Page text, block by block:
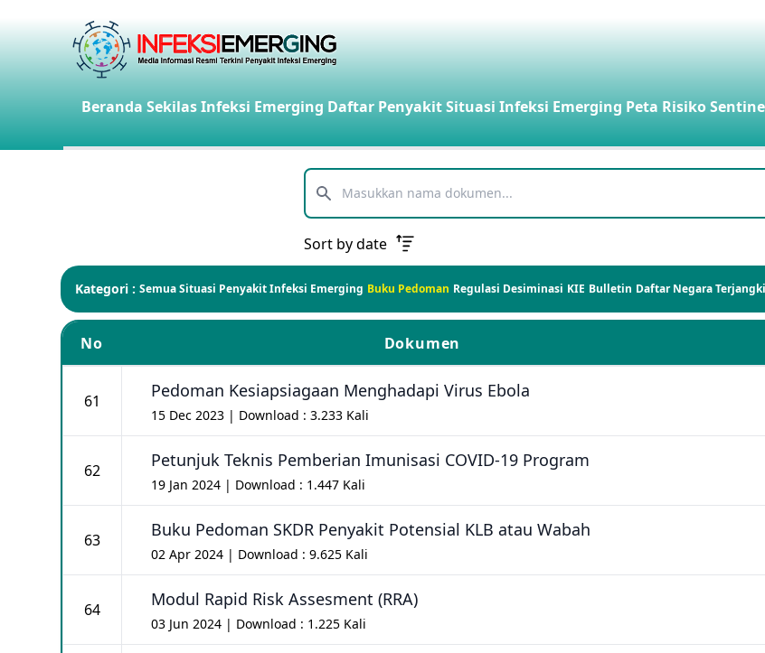
Beranda Sekilas Infeksi Emerging Daftar PenyakitSituasi Infeksi Emerging Peta Risiko
Telusuri
Sort by date
Kategori : Semua Situasi Penyakit Infeksi Emerging Buku Pedoman Regulasi Desiminasi KIE Bulletin Daftar Negara
No Dokumen
61 Pedoman Kesiapsiagaan Menghadapi Virus Ebola
15 Dec 2023 | Download : 3.233 Kali
62 Petunjuk Teknis Pemberian Imunisasi COVID-19 Program
19 Jan 2024 | Download : 1.447 Kali
63 Buku Pedoman SKDR Penyakit Potensial KLB atau Wabah
02 Apr 2024 | Download : 9.625 Kali
64 Modul Rapid Risk Assesment (RRA)
03 Jun 2024 | Download : 1.225 Kali